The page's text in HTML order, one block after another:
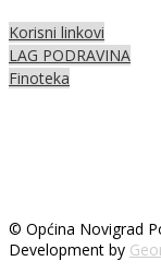
Korisni linkovi
LAG PODRAVINA
Finoteka
© Općina Novigrad
Development by